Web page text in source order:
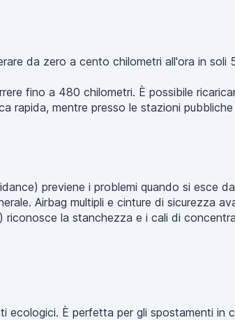
da zero a cento chilometri all'ora in soli
fino a 480 chilometri. È possibile
mentre presso le stazioni
previene i problemi quando si esce
Airbag multipli e cinture di sicurezza
la stanchezza e i cali di
È perfetta per gli spostamenti in